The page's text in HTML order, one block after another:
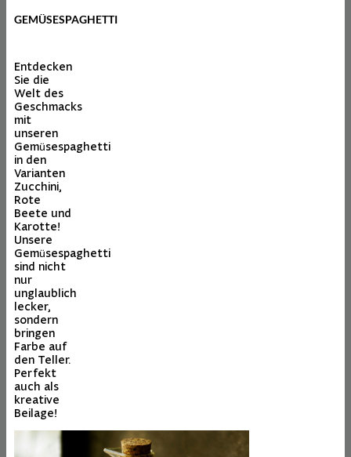
GEMÜSESPAGHETTI
Entdecken
Sie die
Welt des
Geschmacks
mit
unseren
Gemüsespaghetti
in den
Varianten
Zucchini,
Rote
Beete und
Karotte!
Unsere
Gemüsespaghetti
sind nicht
nur
unglaublich
lecker,
sondern
bringen
Farbe auf
den Teller.
Perfekt
auch als
kreative
Beilage!